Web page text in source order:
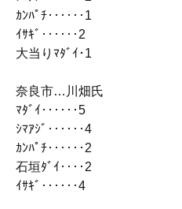
ｶﾝﾊﾟﾁ‥‥‥1
ｲｻｷﾞ‥‥‥2
大当りﾏﾀﾞｲ･1
奈良市…川畑氏
ﾏﾀﾞｲ‥‥‥5
ｼﾏｱｼﾞ‥‥‥4
ｶﾝﾊﾟﾁ‥‥‥2
石垣ﾀﾞｲ‥‥2
ｲｻｷﾞ‥‥‥4